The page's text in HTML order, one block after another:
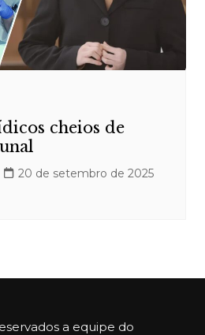
cheios de
20 de setembro de 2025
a equipe do